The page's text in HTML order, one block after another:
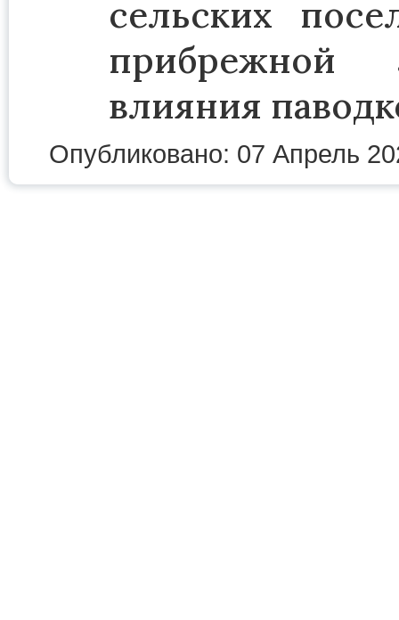
сельских
прибрежной
влияния
Опубликовано: 07 Апрель